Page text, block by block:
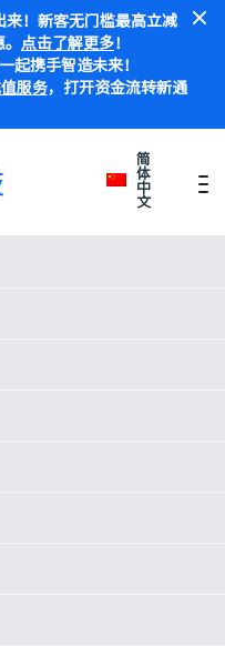
！新客无门槛最高立减
点击了解更多！
起携手智造未来！
服务，打开资金流转新通
简
体
中
文
成技术的 3D
实现设计和生
利混合光合成技术，结合 DLP
加工服务，他们在 6 周内
学系统组件到底座元件。这次
预计 18 个月的时间缩短至 9